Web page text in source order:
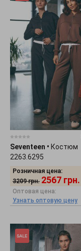
Seventeen • Костюм
2263.6295
Розничная цена:
3209 грн. 2567 грн.
Оптовая цена:
Узнать оптовую цену